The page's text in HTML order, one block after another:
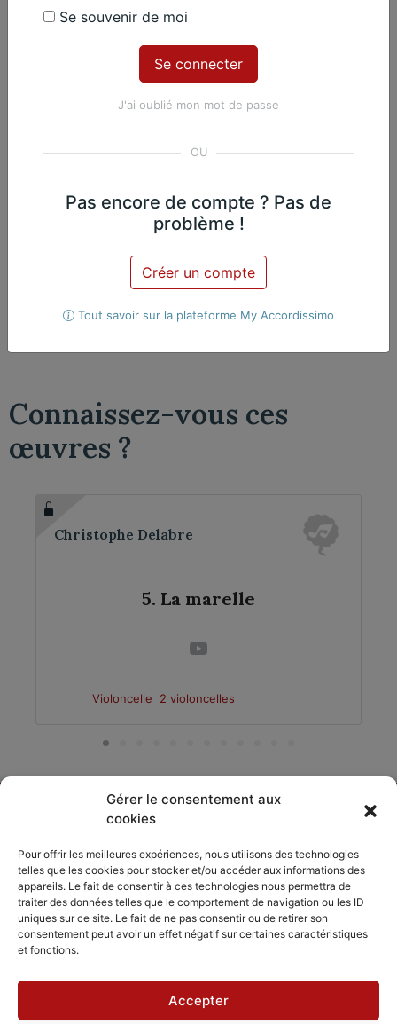
Gérer le consentement aux
cookies
Pour offrir les meilleures expériences, nous utilisons des technologies
telles que les cookies pour stocker et/ou accéder aux informations des
appareils. Le fait de consentir à ces technologies nous permettra de
traiter des données telles que le comportement de navigation ou les ID
uniques sur ce site. Le fait de ne pas consentir ou de retirer son
consentement peut avoir un effet négatif sur certaines caractéristiques
et fonctions.
Accepter
Œuvres du même
compositeur​
31. Petite marche
Connaissez-vous ces
œuvres ?
Christophe Delabre
5. La marelle
Violoncelle 2 violoncelles
Les compositeurs
Le répertoire
Inviter
Feedback
Les séjours
musicaux
Accordissimo
L'application
Se souvenir de moi
J'ai oublié mon mot de passe
Pas encore de compte ? Pas de
problème !
Créer un compte
Tout savoir sur la plateforme My Accordissimo